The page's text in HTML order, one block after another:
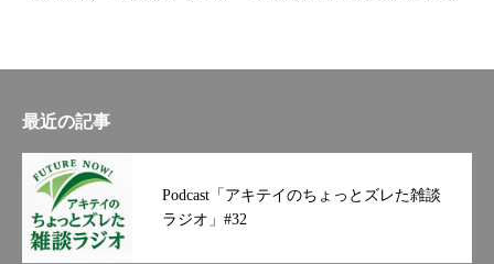
を受けたことは、とても光栄
に思います
の社長は社員思いの方です
員は宝で社員を大事にしない
企業はダメな企業になると、
常々おっしゃっておられます
秋山逓送株式会社では、まだ
もう入った瞬間、、カラ
フルすぎて目がチカチカして
最近の記事
Podcast「アキテイのちょっとズレた雑談
ラジオ」#32